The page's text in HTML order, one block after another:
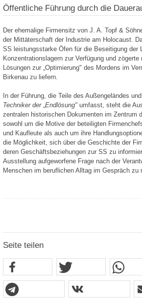
Öffentliche Führung durch die
Der ehemalige Firmensitz von J. A. Topf &
der Mittäterschaft der Industrie am Holocaust.
SS leistungsstarke Öfen für die Beseitigung der
Konzentrationslagern zur Verfügung und
Lösungen zur „Optimierung" des Mordens im
Birkenau zu liefern.
In der Führung, die Teile des Außengeländes
Techniker der „Endlösung" umfasst, steht die
zentralen historischen Dokumenten im Zentrum
sowohl um die Motive der beteiligten
und Kaufleute als auch um ihre
die Möglichkeit, sich über die Geschichte der
deren Geschäftsbeziehungen zur SS zu
Ausstellung aufgeworfene Frage nach der
Menschen im beruflichen Alltag im Gespräch zu
Seite teilen